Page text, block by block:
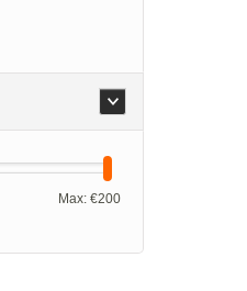
Max: €200